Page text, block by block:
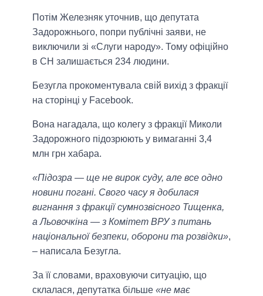
Потім Железняк уточнив, що депутата
Задорожнього, попри публічні заяви, не
виключили зі «Слуги народу». Тому офіційно
в СН залишається 234 людини.
Безугла прокоментувала свій вихід з фракції
на сторінці у Facebook.
Вона нагадала, що колегу з фракції Миколи
Задорожного підозрюють у вимаганні 3,4
млн грн хабара.
«Підозра — ще не вирок суду, але все одно
новини погані. Свого часу я добилася
вигнання з фракції сумнозвісного Тищенка,
а Льовочкіна — з Комітет ВРУ з питань
національної безпеки, оборони та розвідки»,
– написала Безугла.
За її словами, враховуючи ситуацію, що
склалася, депутатка більше «не має